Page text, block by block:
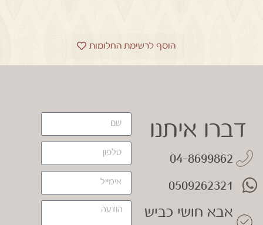
הוסף לרשימת החלומות
דברו איתנו
04-8699862
0509262321
אבא חושי כביש